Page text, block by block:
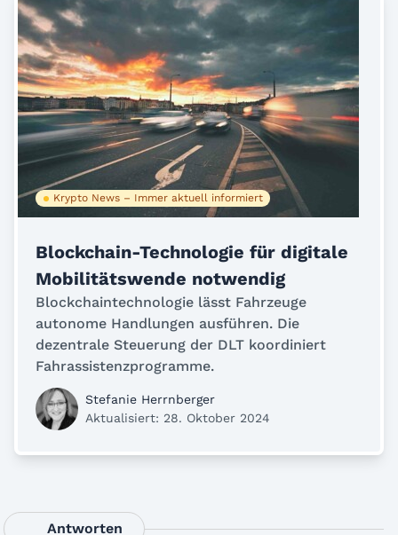
Krypto News – Immer aktuell informiert
Blockchain-Technologie für digitale
Mobilitätswende notwendig
Blockchaintechnologie lässt Fahrzeuge
autonome Handlungen ausführen. Die
dezentrale Steuerung der DLT koordiniert
Fahrassistenzprogramme.
Stefanie Herrnberger
Aktualisiert: 28. Oktober 2024
Antworten